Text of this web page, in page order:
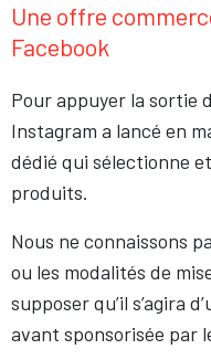
Une offre
Facebook
Pour appuyer la sortie
Instagram a lancé en
dédié qui sélectionne
produits.
Nous ne connaissons
ou les modalités de
supposer qu’il s’agira
avant sponsorisée par